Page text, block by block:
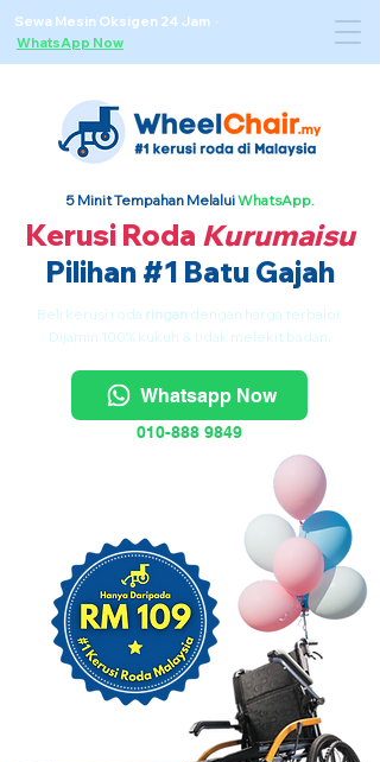
Sewa Mesin Oksigen 24 Jam ·
WhatsApp Now
5 Minit Tempahan MelaluiWhatsApp.
Kerusi Roda Kurumaisu
Pilihan #1 Batu Gajah
Beli kerusi roda ringan dengan harga terbaloi.
Dijamin 100% kukuh & tidak melekit badan.
Whatsapp Now
010-888 9849